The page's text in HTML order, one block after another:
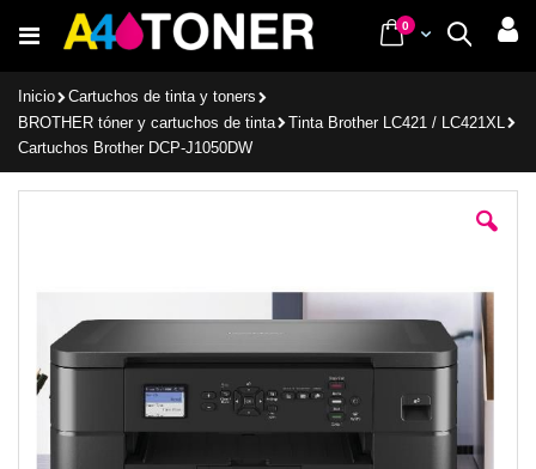
al
Buscar
Cart
0items
Inicio
Cartuchos de tinta y toners
BROTHER tóner y cartuchos de tinta
Tinta Brother LC421 / LC421XL
Cartuchos Brother DCP-J1050DW
galería
imágenes